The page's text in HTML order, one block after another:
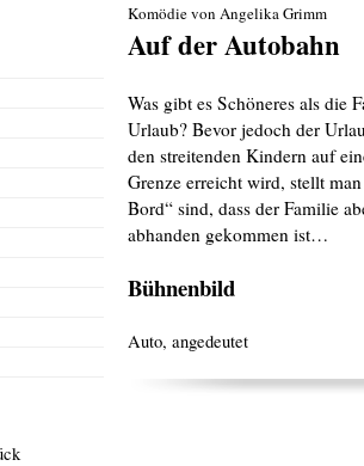
Komödie von Angelika Grimm
Auf der Autobahn
Was gibt es Schöneres als die
Urlaub? Bevor jedoch der
den streitenden Kindern auf
Grenze erreicht wird, stellt
Bord“ sind, dass der Familie
abhanden gekommen ist…
Bühnenbild
Auto, angedeutet